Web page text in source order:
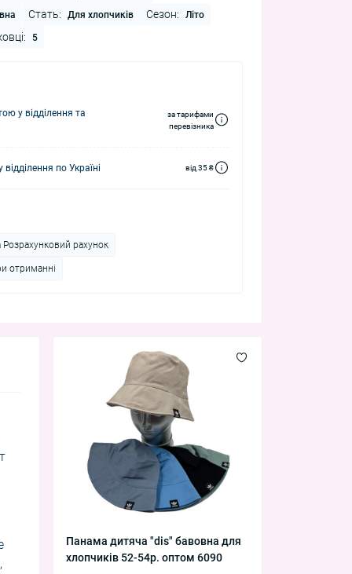
Стать: Для хлопчиків Сезон: Літо
5
у відділення та
за тарифами
перевізника
по Україні від 35 ₴
Розрахунковий рахунок
отриманні
Панама дитяча "dis" бавовна для
хлопчиків 52-54р. оптом 6090